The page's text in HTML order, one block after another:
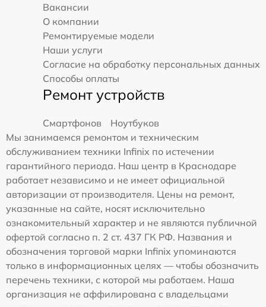
Вакансии
О компании
Ремонтируемые модели
Наши услуги
Согласие на обработку персональных данных
Способы оплаты
Ремонт устройств
Смартфонов
Ноутбуков
Мы занимаемся ремонтом и техническим
обслуживанием техники Infinix по истечении
гарантийного периода. Наш центр в Краснодаре
работает независимо и не имеет официальной
авторизации от производителя. Цены на ремонт,
указанные на сайте, носят исключительно
ознакомительный характер и не являются публичной
офертой согласно п. 2 ст. 437 ГК РФ. Названия и
обозначения торговой марки Infinix упоминаются
только в информационных целях — чтобы обозначить
перечень техники, с которой мы работаем. Наша
организация не аффилирована с владельцами